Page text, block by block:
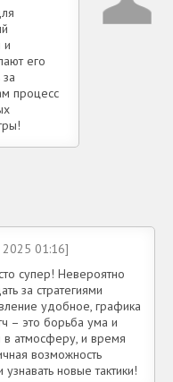
и
его
процесс
2025 01:16]
супер! Невероятно
за стратегиями
удобное, графика
– это борьба ума и
атмосферу, и время
возможность
новые тактики!